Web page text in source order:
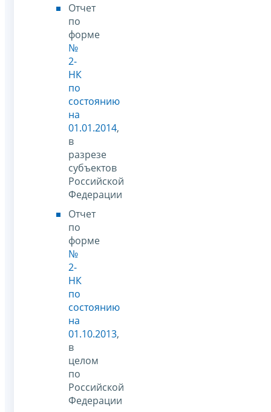
Отчет
по
форме
№
2-
НК
по
состоянию
на
01.01.2014,
в
разрезе
субъектов
Российской
Федерации
Отчет
по
форме
№
2-
НК
по
состоянию
на
01.10.2013,
в
целом
по
Российской
Федерации